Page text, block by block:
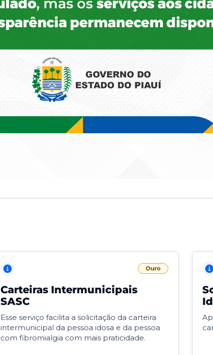
Ouro
Carteiras Intermunicipais
SASC
Esse serviço facilita a solicitação da carteira
intermunicipal da pessoa idosa e da pessoa
com fibromialgia com mais praticidade.